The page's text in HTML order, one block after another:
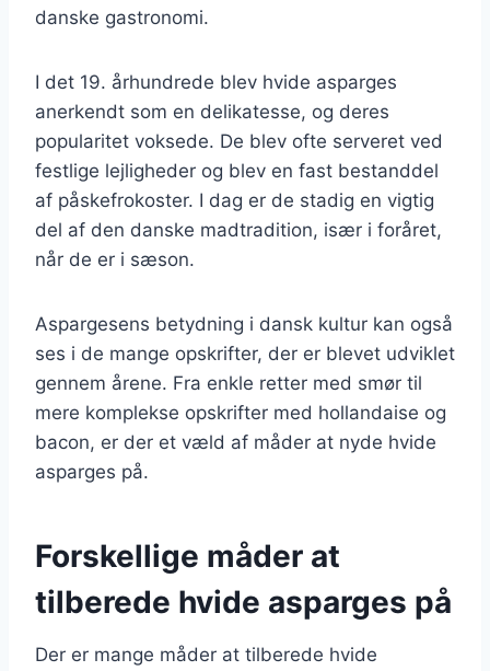
danske gastronomi.
I det 19. århundrede blev hvide asparges
anerkendt som en delikatesse, og deres
popularitet voksede. De blev ofte serveret ved
festlige lejligheder og blev en fast bestanddel
af påskefrokoster. I dag er de stadig en vigtig
del af den danske madtradition, især i foråret,
når de er i sæson.
Aspargesens betydning i dansk kultur kan også
ses i de mange opskrifter, der er blevet udviklet
gennem årene. Fra enkle retter med smør til
mere komplekse opskrifter med hollandaise og
bacon, er der et væld af måder at nyde hvide
asparges på.
Forskellige måder at
tilberede hvide asparges på
Der er mange måder at tilberede hvide